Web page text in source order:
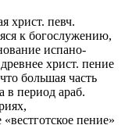
христ. певч.
к богослужению,
испано-
христ. пение
большая часть
в период араб.
пение»